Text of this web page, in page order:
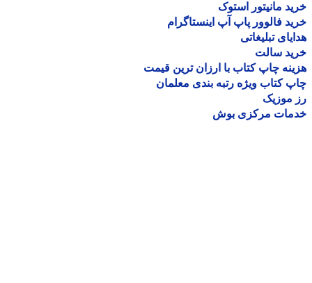
مانیتور استوک
فالوور پاپ آپ اینستاگرام
تبلیغاتی
سالت
چاپ کتاب با ارزان ترین قیمت
کتاب ویژه رتبه بندی معلمان
موزیک
مرکزی بوش